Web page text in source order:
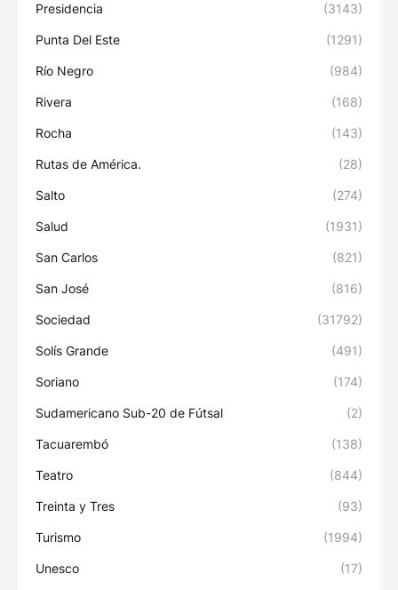
Presidencia (3143)
Punta Del Este (1291)
Río Negro (984)
Rivera (168)
Rocha (143)
Rutas de América. (28)
Salto (274)
Salud (1931)
San Carlos (821)
San José (816)
Sociedad (31792)
Solís Grande (491)
Soriano (174)
Sudamericano Sub-20 de Fútsal (2)
Tacuarembó (138)
Teatro (844)
Treinta y Tres (93)
Turismo (1994)
Unesco (17)